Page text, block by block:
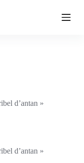
d’antan »
d’antan »